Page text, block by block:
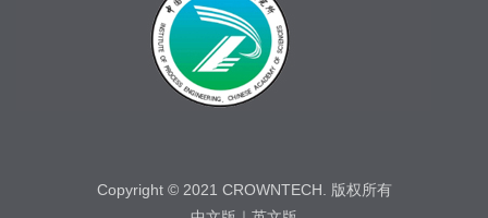
Copyright © 2021 CROWNTECH. 版权所有